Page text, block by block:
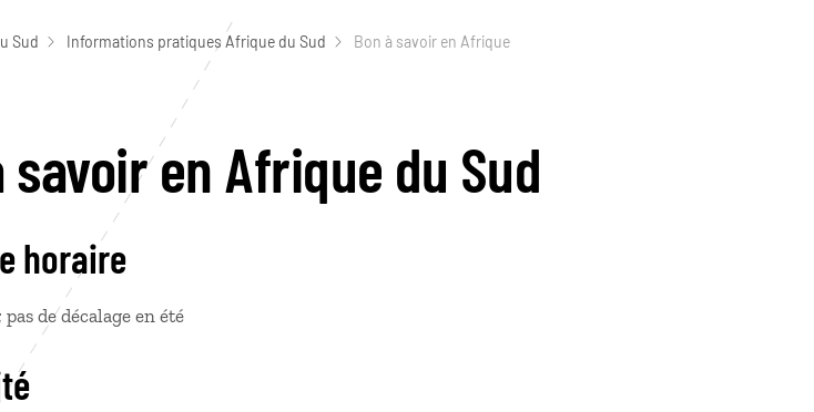
Sud Informations pratiques Afrique du Sud
Bon à savoir en Afrique
savoir en Afrique du Sud
horaire
de décalage en été